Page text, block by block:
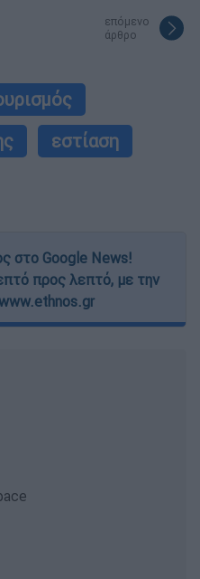
επόμενο
άρθρο
εστίαση
στο Google News!
προς λεπτό, με την